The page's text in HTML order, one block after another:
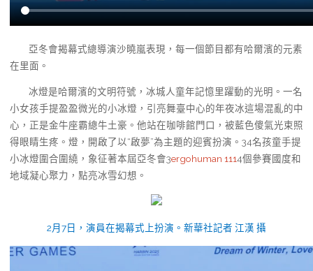
亞冬會揭幕式總導演沙曉嵐表現，每一個節目都有哈爾濱的元素
在里面。
冰燈是哈爾濱的文明符號，冰城人童年記憶里躍動的光明。一名
小女孩手提盈盈微光的小冰燈，引亮舞臺中心的年夜冰這場混亂的中
心，正是金牛座霸總牛土豪。他站在咖啡館門口，被藍色傻氣光束照
得眼睛生疼。燈，開啟了以“啟夢”為主題的迎賓扮演。34名孩童手提
小冰燈圍合圍繞，象征著本屆亞冬會3ergohuman 1114個參賽國度和
地域凝心聚力，點亮冰雪幻想。
2月7日，演員在揭幕式上扮演。新華社記者 江漢 攝